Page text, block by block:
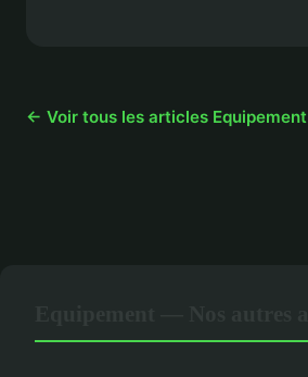
← Voir tous les articles Equipement